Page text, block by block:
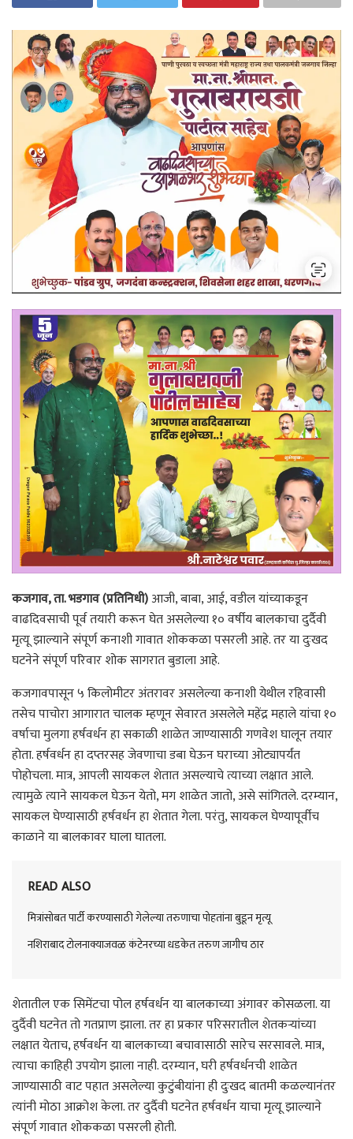
कजगाव, ता. भडगाव (प्रतिनिधी)आजी, बाबा, आई, वडील यांच्याकडून
वाढदिवसाची पूर्व तयारी करून घेत असलेल्या १० वर्षीय बालकाचा दुर्दैवी
मृत्यू झाल्याने संपूर्ण कनाशी गावात शोककळा पसरली आहे. तर या दुःखद
घटनेने संपूर्ण परिवार शोक सागरात बुडाला आहे.
कजगावपासून ५ किलोमीटर अंतरावर असलेल्या कनाशी येथील रहिवासी
तसेच पाचोरा आगारात चालक म्हणून सेवारत असलेले महेंद्र महाले यांचा १०
वर्षाचा मुलगा हर्षवर्धन हा सकाळी शाळेत जाण्यासाठी गणवेश घालून तयार
होता. हर्षवर्धन हा दप्तरसह जेवणाचा डबा घेऊन घराच्या ओट्यापर्यंत
पोहोचला. मात्र, आपली सायकल शेतात असल्याचे त्याच्या लक्षात आले.
त्यामुळे त्याने सायकल घेऊन येतो, मग शाळेत जातो, असे सांगितले. दरम्यान,
सायकल घेण्यासाठी हर्षवर्धन हा शेतात गेला. परंतु, सायकल घेण्यापूर्वीच
काळाने या बालकावर घाला घातला.
READ ALSO
मित्रांसोबत पार्टी करण्यासाठी गेलेल्या तरुणाचा पोहतांना बुडून मृत्यू
नशिराबाद टोलनाक्याजवळ कंटेनरच्या धडकेत तरुण जागीच ठार
शेतातील एक सिमेंटचा पोल हर्षवर्धन या बालकाच्या अंगावर कोसळला. या
दुर्दैवी घटनेत तो गतप्राण झाला. तर हा प्रकार परिसरातील शेतकऱ्यांच्या
लक्षात येताच, हर्षवर्धन या बालकाच्या बचावासाठी सारेच सरसावले. मात्र,
त्याचा काहिही उपयोग झाला नाही. दरम्यान, घरी हर्षवर्धनची शाळेत
जाण्यासाठी वाट पहात असलेल्या कुटुंबीयांना ही दुःखद बातमी कळल्यानंतर
त्यांनी मोठा आक्रोश केला. तर दुर्दैवी घटनेत हर्षवर्धन याचा मृत्यू झाल्याने
संपूर्ण गावात शोककळा पसरली होती.